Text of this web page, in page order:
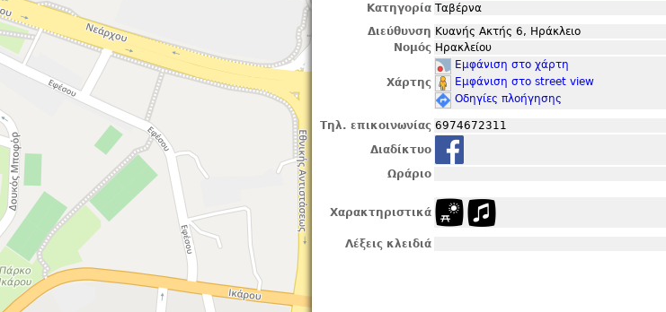
Κατηγορία Ταβέρνα
Διεύθυνση Κυανής Ακτής 6, Ηράκλειο
Νομός Ηρακλείου
Χάρτης
Εμφάνιση στο χάρτη
Εμφάνιση στο street view
Οδηγίες πλοήγησης
Τηλ. επικοινωνίας 6974672311
Διαδίκτυο
Ωράριο
Χαρακτηριστικά
Λέξεις κλειδιά